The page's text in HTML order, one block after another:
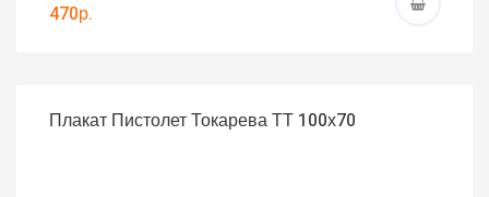
470р.
Плакат Пистолет Токарева ТТ 100х70